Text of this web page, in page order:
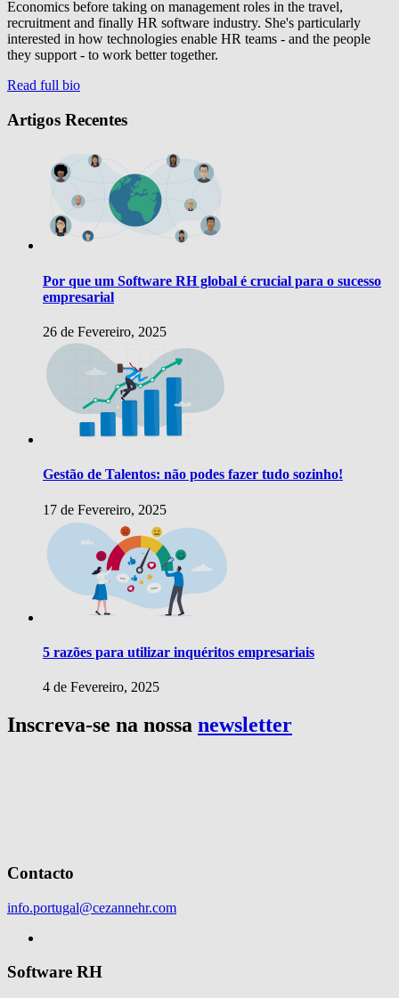
Economics before taking on management roles in the travel,
recruitment and finally HR software industry. She's particularly
interested in how technologies enable HR teams - and the people
they support - to work better together.
Read full bio
Artigos Recentes
Por que um Software RH global é crucial para o sucesso
empresarial
26 de Fevereiro, 2025
Gestão de Talentos: não podes fazer tudo sozinho!
17 de Fevereiro, 2025
5 razões para utilizar inquéritos empresariais
4 de Fevereiro, 2025
Inscreva-se na nossa newsletter
Contacto
info.portugal@cezannehr.com
Software RH